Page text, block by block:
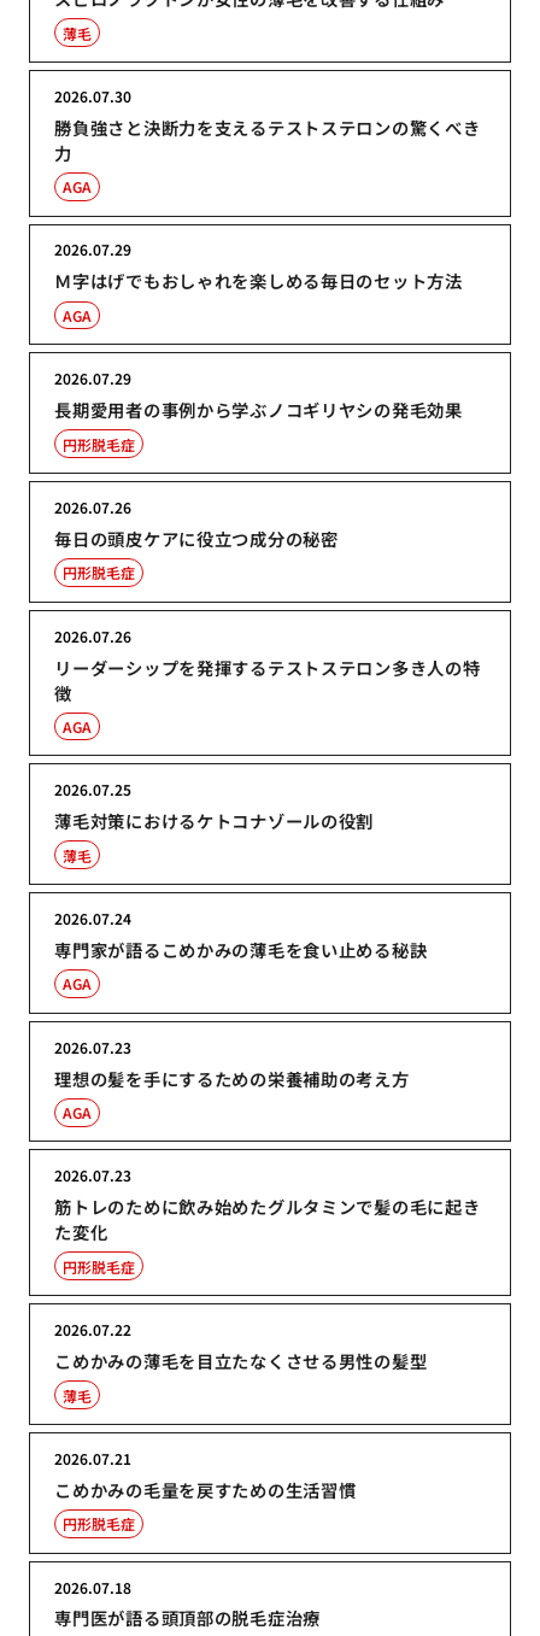
薄毛
勝負強さと決断力を支えるテストステロンの驚くべき
力
2026.07.30
AGA
Ｍ字はげでもおしゃれを楽しめる毎日のセット方法
2026.07.29
AGA
長期愛用者の事例から学ぶノコギリヤシの発毛効果
2026.07.29
円形脱毛症
毎日の頭皮ケアに役立つ成分の秘密
2026.07.26
円形脱毛症
リーダーシップを発揮するテストステロン多き人の特
徴
2026.07.26
AGA
薄毛対策におけるケトコナゾールの役割
2026.07.25
薄毛
専門家が語るこめかみの薄毛を食い止める秘訣
2026.07.24
AGA
理想の髪を手にするための栄養補助の考え方
2026.07.23
AGA
筋トレのために飲み始めたグルタミンで髪の毛に起き
た変化
2026.07.23
円形脱毛症
こめかみの薄毛を目立たなくさせる男性の髪型
2026.07.22
薄毛
こめかみの毛量を戻すための生活習慣
2026.07.21
円形脱毛症
専門医が語る頭頂部の脱毛症治療
2026.07.18